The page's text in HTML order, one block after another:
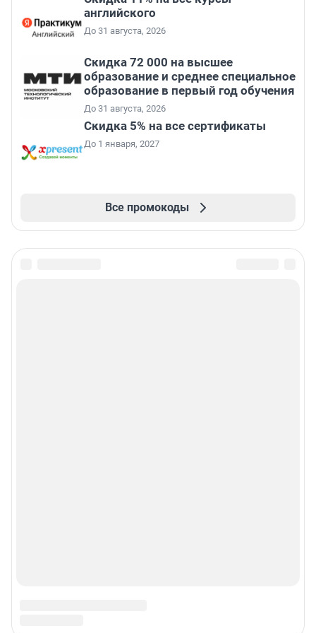
английского
До 31 августа, 2026
Скидка 72 000 на высшее
образование и среднее специальное
образование в первый год обучения
До 31 августа, 2026
Скидка 5% на все сертификаты
До 1 января, 2027
Все промокоды